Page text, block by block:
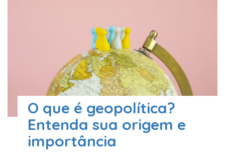
O que é geopolítica?
Entenda sua origem e
importância